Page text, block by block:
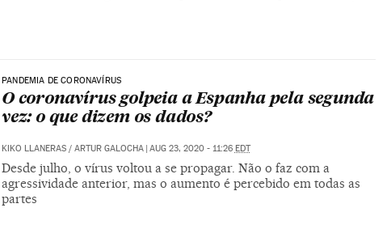
PANDEMIA DE CORONAVÍRUS
O coronavírus golpeia a Espanha pela segunda
vez: o que dizem os dados?
KIKO LLANERAS/ ARTUR GALOCHA AUG 23, 2020 - 11:26 EDT
Desde julho, o vírus voltou a se propagar. Não o faz com a
agressividade anterior, mas o aumento é percebido em todas as
partes